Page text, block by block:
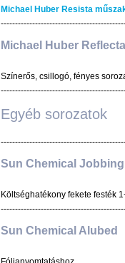
Michael Huber Resista
Michael Huber Reflecta
Színerős, csillogó, fényes
Egyéb sorozatok
Sun Chemical Jobbing
Költséghatékony fekete festék
Sun Chemical Alubed